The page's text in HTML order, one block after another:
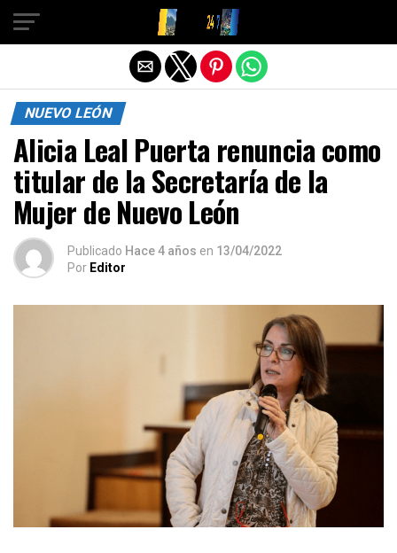
NUEVO LEÓN
Alicia Leal Puerta renuncia como
titular de la Secretaría de la
Mujer de Nuevo León
Publicado Hace 4 años en 13/04/2022
Por Editor
Salir de la versión móvil